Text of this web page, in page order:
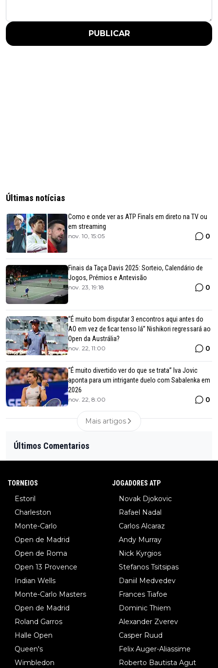
PUBLICAR
Últimas notícias
Como e onde ver as ATP Finals em direto na TV ou
em streaming
nov. 10, 15:05 0
Finais da Taça Davis 2025: Sorteio, Calendário de
Jogos, Prémios e Antevisão
nov. 23, 19:18 0
“É muito bom disputar 3 encontros aqui antes do
AO em vez de ficar tenso lá” Nishikori regressará ao
Open da Austrália?
nov. 22, 11:00 0
“É muito divertido ver do que se trata” Iva Jovic
aponta para um intrigante duelo com Sabalenka em
2026
nov. 22, 8:00 0
Mais artigos
Últimos Comentarios
TORNEIOS
Estoril
Charleston
Monte-Carlo
Open de Madrid
Open de Roma
Open 13 Provence
Indian Wells
Monte-Carlo Masters
Open de Madrid
Roland Garros
Halle Open
Queen's
Wimbledon
JOGADORES ATP
Novak Djokovic
Rafael Nadal
Carlos Alcaraz
Andy Murray
Nick Kyrgios
Stefanos Tsitsipas
Daniil Medvedev
Frances Tiafoe
Dominic Thiem
Alexander Zverev
Casper Ruud
Felix Auger-Aliassime
Roberto Bautista Agut